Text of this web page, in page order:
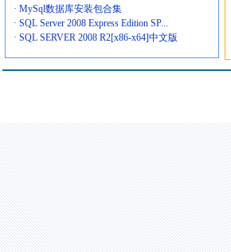
· MySql数据库安装包合集
· SQL Server 2008 Express Edition SP...
· SQL SERVER 2008 R2[x86-x64]中文版